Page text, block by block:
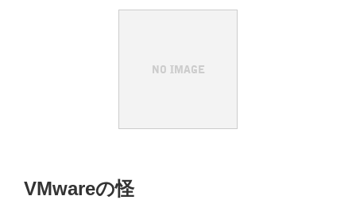
VMwareの怪